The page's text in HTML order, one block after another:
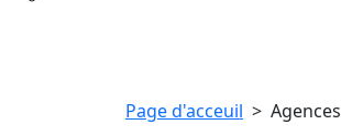
Page d'acceuil > Agences